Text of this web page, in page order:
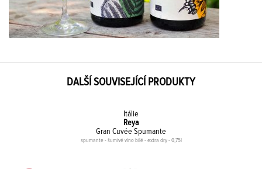
DALŠÍ SOUVISEJÍCÍ PRODUKTY
Itálie
Reya
Gran Cuvée Spumante
spumante - šumivé víno bílé - extra dry - 0,75l